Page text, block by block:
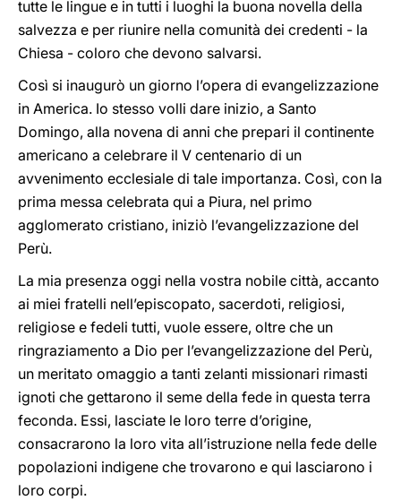
tutte le lingue e in tutti i luoghi la buona novella della
salvezza e per riunire nella comunità dei credenti - la
Chiesa - coloro che devono salvarsi.
Così si inaugurò un giorno l’opera di evangelizzazione
in America. Io stesso volli dare inizio, a Santo
Domingo, alla novena di anni che prepari il continente
americano a celebrare il V centenario di un
avvenimento ecclesiale di tale importanza. Così, con la
prima messa celebrata qui a Piura, nel primo
agglomerato cristiano, iniziò l’evangelizzazione del
Perù.
La mia presenza oggi nella vostra nobile città, accanto
ai miei fratelli nell’episcopato, sacerdoti, religiosi,
religiose e fedeli tutti, vuole essere, oltre che un
ringraziamento a Dio per l’evangelizzazione del Perù,
un meritato omaggio a tanti zelanti missionari rimasti
ignoti che gettarono il seme della fede in questa terra
feconda. Essi, lasciate le loro terre d’origine,
consacrarono la loro vita all’istruzione nella fede delle
popolazioni indigene che trovarono e qui lasciarono i
loro corpi.